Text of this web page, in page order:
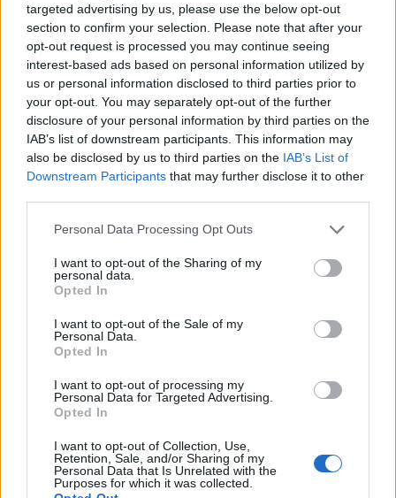
targeted advertising by us, please use the below opt-out
section to confirm your selection. Please note that after your
opt-out request is processed you may continue seeing
interest-based ads based on personal information utilized by
us or personal information disclosed to third parties prior to
your opt-out. You may separately opt-out of the further
disclosure of your personal information by third parties on the
IAB’s list of downstream participants. This information may
also be disclosed by us to third parties on the IAB’s List of
Downstream Participants that may further disclose it to other
Please note that this website/app uses one or more Google
not limited to your visit or usage behaviour. You may click to
grant or deny consent to Google and its third-party tags to
use your data for below specified purposes in below Google
consent section.
Personal Data Processing Opt Outs
I want to opt-out of the Sharing of my
personal data.
Opted In
I want to opt-out of the Sale of my
Personal Data.
Opted In
I want to opt-out of processing my
Personal Data for Targeted Advertising.
Opted In
I want to opt-out of Collection, Use,
Retention, Sale, and/or Sharing of my
Personal Data that Is Unrelated with the
Purposes for which it was collected.
16/09/2020 - 22:32
Παναγιωτόπουλος: Οι δύο άξονες για την
άμυνα της χώρας - Αμυντική Διπλωματία
Δυνάμεων
Αμυντική Διπλωματία και την ενίσχυση των
Ενόπλων Δυνάμεων» δήλωσε ο Ν.
του Economist